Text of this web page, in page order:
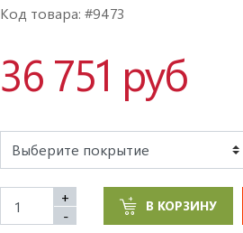
Код товара: #9473
36 751 руб
+
-
В КОРЗИНУ